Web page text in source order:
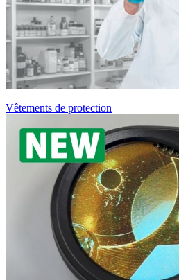
Vêtements de protection